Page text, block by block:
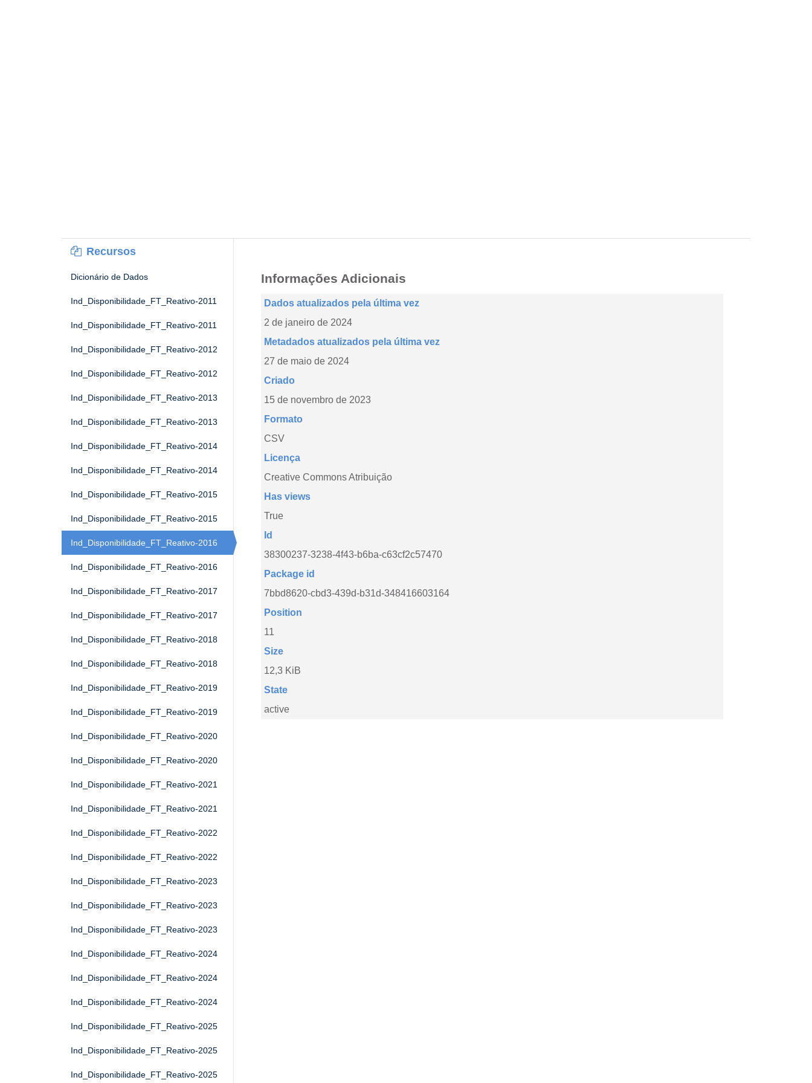
Recursos
Dicionário de Dados
Ind_Disponibilidade_FT_Reativo-2011
Ind_Disponibilidade_FT_Reativo-2011
Ind_Disponibilidade_FT_Reativo-2012
Ind_Disponibilidade_FT_Reativo-2012
Ind_Disponibilidade_FT_Reativo-2013
Ind_Disponibilidade_FT_Reativo-2013
Ind_Disponibilidade_FT_Reativo-2014
Ind_Disponibilidade_FT_Reativo-2014
Ind_Disponibilidade_FT_Reativo-2015
Ind_Disponibilidade_FT_Reativo-2015
Ind_Disponibilidade_FT_Reativo-2016
Ind_Disponibilidade_FT_Reativo-2016
Ind_Disponibilidade_FT_Reativo-2017
Ind_Disponibilidade_FT_Reativo-2017
Ind_Disponibilidade_FT_Reativo-2018
Ind_Disponibilidade_FT_Reativo-2018
Ind_Disponibilidade_FT_Reativo-2019
Ind_Disponibilidade_FT_Reativo-2019
Ind_Disponibilidade_FT_Reativo-2020
Ind_Disponibilidade_FT_Reativo-2020
Ind_Disponibilidade_FT_Reativo-2021
Ind_Disponibilidade_FT_Reativo-2021
Ind_Disponibilidade_FT_Reativo-2022
Ind_Disponibilidade_FT_Reativo-2022
Ind_Disponibilidade_FT_Reativo-2023
Ind_Disponibilidade_FT_Reativo-2023
Ind_Disponibilidade_FT_Reativo-2023
Ind_Disponibilidade_FT_Reativo-2024
Ind_Disponibilidade_FT_Reativo-2024
Ind_Disponibilidade_FT_Reativo-2024
Ind_Disponibilidade_FT_Reativo-2025
Ind_Disponibilidade_FT_Reativo-2025
Ind_Disponibilidade_FT_Reativo-2025
Informações Adicionais
Dados atualizados pela última vez
2 de janeiro de 2024
Metadados atualizados pela última vez
27 de maio de 2024
Criado
15 de novembro de 2023
Formato
CSV
Licença
Creative Commons Atribuição
Has views
True
Id
38300237-3238-4f43-b6ba-c63cf2c57470
Package id
7bbd8620-cbd3-439d-b31d-348416603164
Position
11
Size
12,3 KiB
State
active